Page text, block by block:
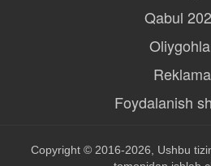
Qabul
Reklama
Foydalanish
Copyright © 2016-2026, Ushbu